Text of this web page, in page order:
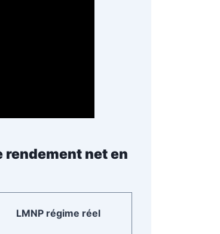
net en
LMNP régime réel